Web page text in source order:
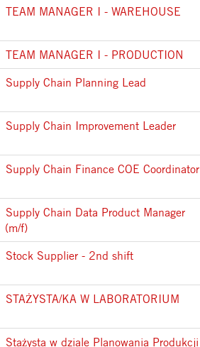
TEAM MANAGER I - WAREHOUSE
TEAM MANAGER I - PRODUCTION
Supply Chain Planning Lead
Supply Chain Improvement Leader
Supply Chain Finance COE Coordinator
Supply Chain Data Product Manager
(m/f)
Stock Supplier - 2nd shift
STAŻYSTA/KA W LABORATORIUM
Stażysta w dziale Planowania Produkcji